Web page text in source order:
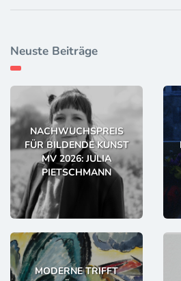
Neuste Beiträge
NACHWUCHSPREIS
FÜR BILDENDE KUNST
MV 2026: JULIA
PIETSCHMANN
MODERNE TRIFFT